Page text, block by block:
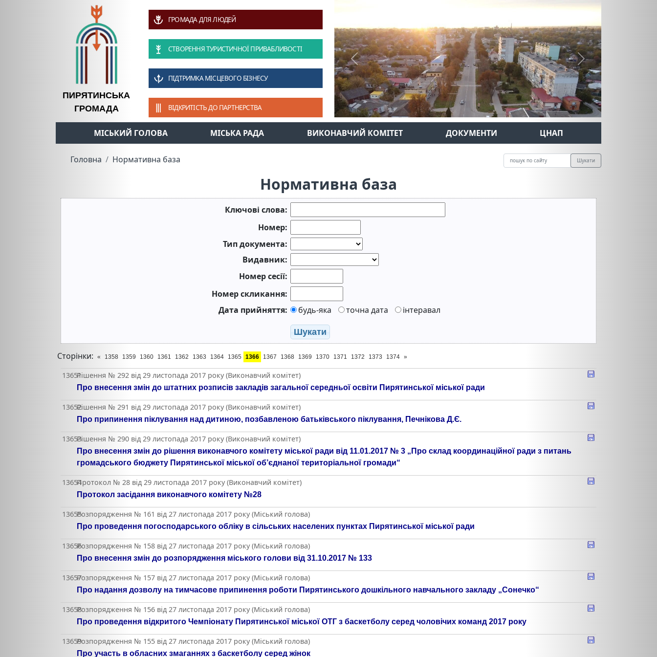
ПИРЯТИНСЬКА
ГРОМАДА
ГРОМАДА ДЛЯ ЛЮДЕЙ
СТВОРЕННЯ ТУРИСТИЧНОЇ ПРИВАБЛИВОСТІ
ПІДТРИМКА МІСЦЕВОГО БІЗНЕСУ
ВІДКРИТІСТЬ ДО ПАРТНЕРСТВА
Previous Next
МІСЬКИЙ ГОЛОВА МІСЬКА РАДА ВИКОНАВЧИЙ КОМІТЕТ ДОКУМЕНТИ ЦНАП
Головна Нормативна база Шукати
Нормативна база
Ключові слова:
Номер:
Тип документа:
Видавник:
Номер сесії:
Номер скликання:
Дата прийняття:
будь-яка точна дата інтеравал
Шукати
Сторінки: « 1358 1359 1360 1361 1362 1363 1364 1365 1366 1367 1368 1369 1370 1371 1372 1373 1374 »
13651Рішення № 292 від 29 листопада 2017 року (Виконавчий комітет)
Про внесення змін до штатних розписів закладів загальної середньої освіти Пирятинської міської ради
13652Рішення № 291 від 29 листопада 2017 року (Виконавчий комітет)
Про припинення піклування над дитиною, позбавленою батьківського піклування, Печнікова Д.Є.
13653Рішення № 290 від 29 листопада 2017 року (Виконавчий комітет)
Про внесення змін до рішення виконавчого комітету міської ради від 11.01.2017 № 3 „Про склад координаційної ради з питань
громадського бюджету Пирятинської міської об’єднаної територіальної громади“
13654Протокол № 28 від 29 листопада 2017 року (Виконавчий комітет)
Протокол засідання виконавчого комітету №28
13655Розпорядження № 161 від 27 листопада 2017 року (Міський голова)
Про проведення погосподарського обліку в сільських населених пунктах Пирятинської міської ради
13656Розпорядження № 158 від 27 листопада 2017 року (Міський голова)
Про внесення змін до розпорядження міського голови від 31.10.2017 № 133
13657Розпорядження № 157 від 27 листопада 2017 року (Міський голова)
Про надання дозволу на тимчасове припинення роботи Пирятинського дошкільного навчального закладу „Сонечко“
13658Розпорядження № 156 від 27 листопада 2017 року (Міський голова)
Про проведення відкритого Чемпіонату Пирятинської міської ОТГ з баскетболу серед чоловічих команд 2017 року
13659Розпорядження № 155 від 27 листопада 2017 року (Міський голова)
Про участь в обласних змаганнях з баскетболу серед жінок